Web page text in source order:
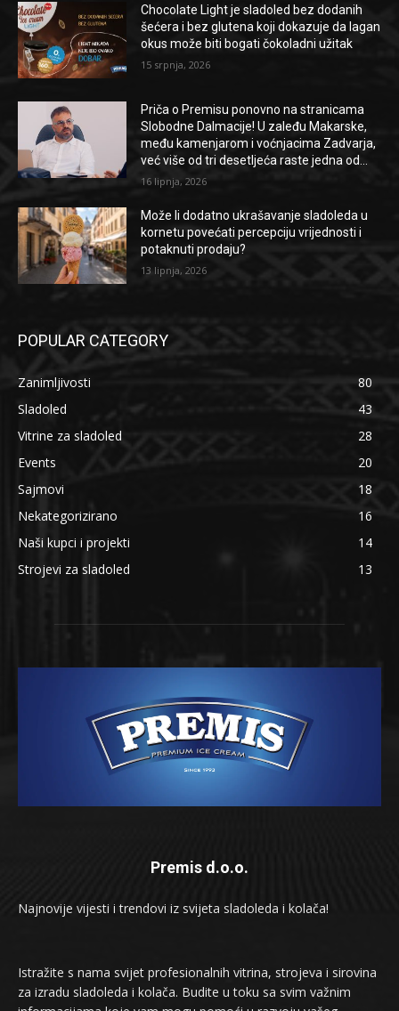
Chocolate Light je sladoled bez dodanih
šećera i bez glutena koji dokazuje da lagan
okus može biti bogati čokoladni užitak
15 srpnja, 2026
Priča o Premisu ponovno na stranicama
Slobodne Dalmacije! U zaleđu Makarske,
među kamenjarom i voćnjacima Zadvarja,
već više od tri desetljeća raste jedna od...
16 lipnja, 2026
Može li dodatno ukrašavanje sladoleda u
kornetu povećati percepciju vrijednosti i
potaknuti prodaju?
13 lipnja, 2026
POPULAR CATEGORY
Zanimljivosti
80
Sladoled
43
Vitrine za sladoled
28
Events
20
Sajmovi
18
Nekategorizirano
16
Naši kupci i projekti
14
Strojevi za sladoled
13
Premis d.o.o.
Najnovije vijesti i trendovi iz svijeta sladoleda i kolača!
Istražite s nama svijet profesionalnih vitrina, strojeva i sirovina
za izradu sladoleda i kolača. Budite u toku sa svim važnim